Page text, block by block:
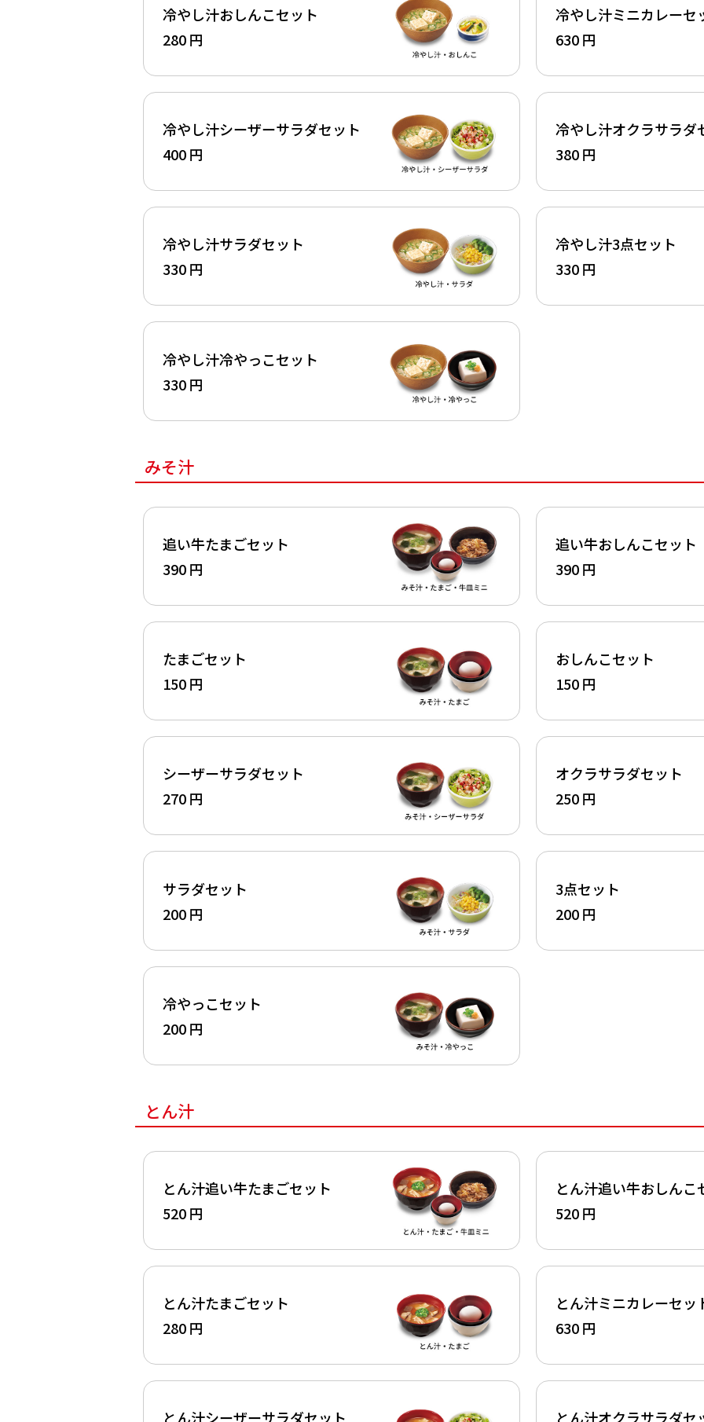
冷やし汁おしんこセット
280 円
冷やし汁ミニカレーセ
630 円
冷やし汁シーザーサラダセット
400 円
冷やし汁オクラサラダ
380 円
冷やし汁サラダセット
330 円
冷やし汁3点セット
330 円
冷やし汁冷やっこセット
330 円
みそ汁
追い牛たまごセット
390 円
追い牛おしんこセット
390 円
たまごセット
150 円
おしんこセット
150 円
シーザーサラダセット
270 円
オクラサラダセット
250 円
サラダセット
200 円
3点セット
200 円
冷やっこセット
200 円
とん汁
とん汁追い牛たまごセット
520 円
とん汁追い牛おしんこ
520 円
とん汁たまごセット
280 円
とん汁ミニカレーセッ
630 円
とん汁シーザーサラダセット とん汁オクラサラダセ